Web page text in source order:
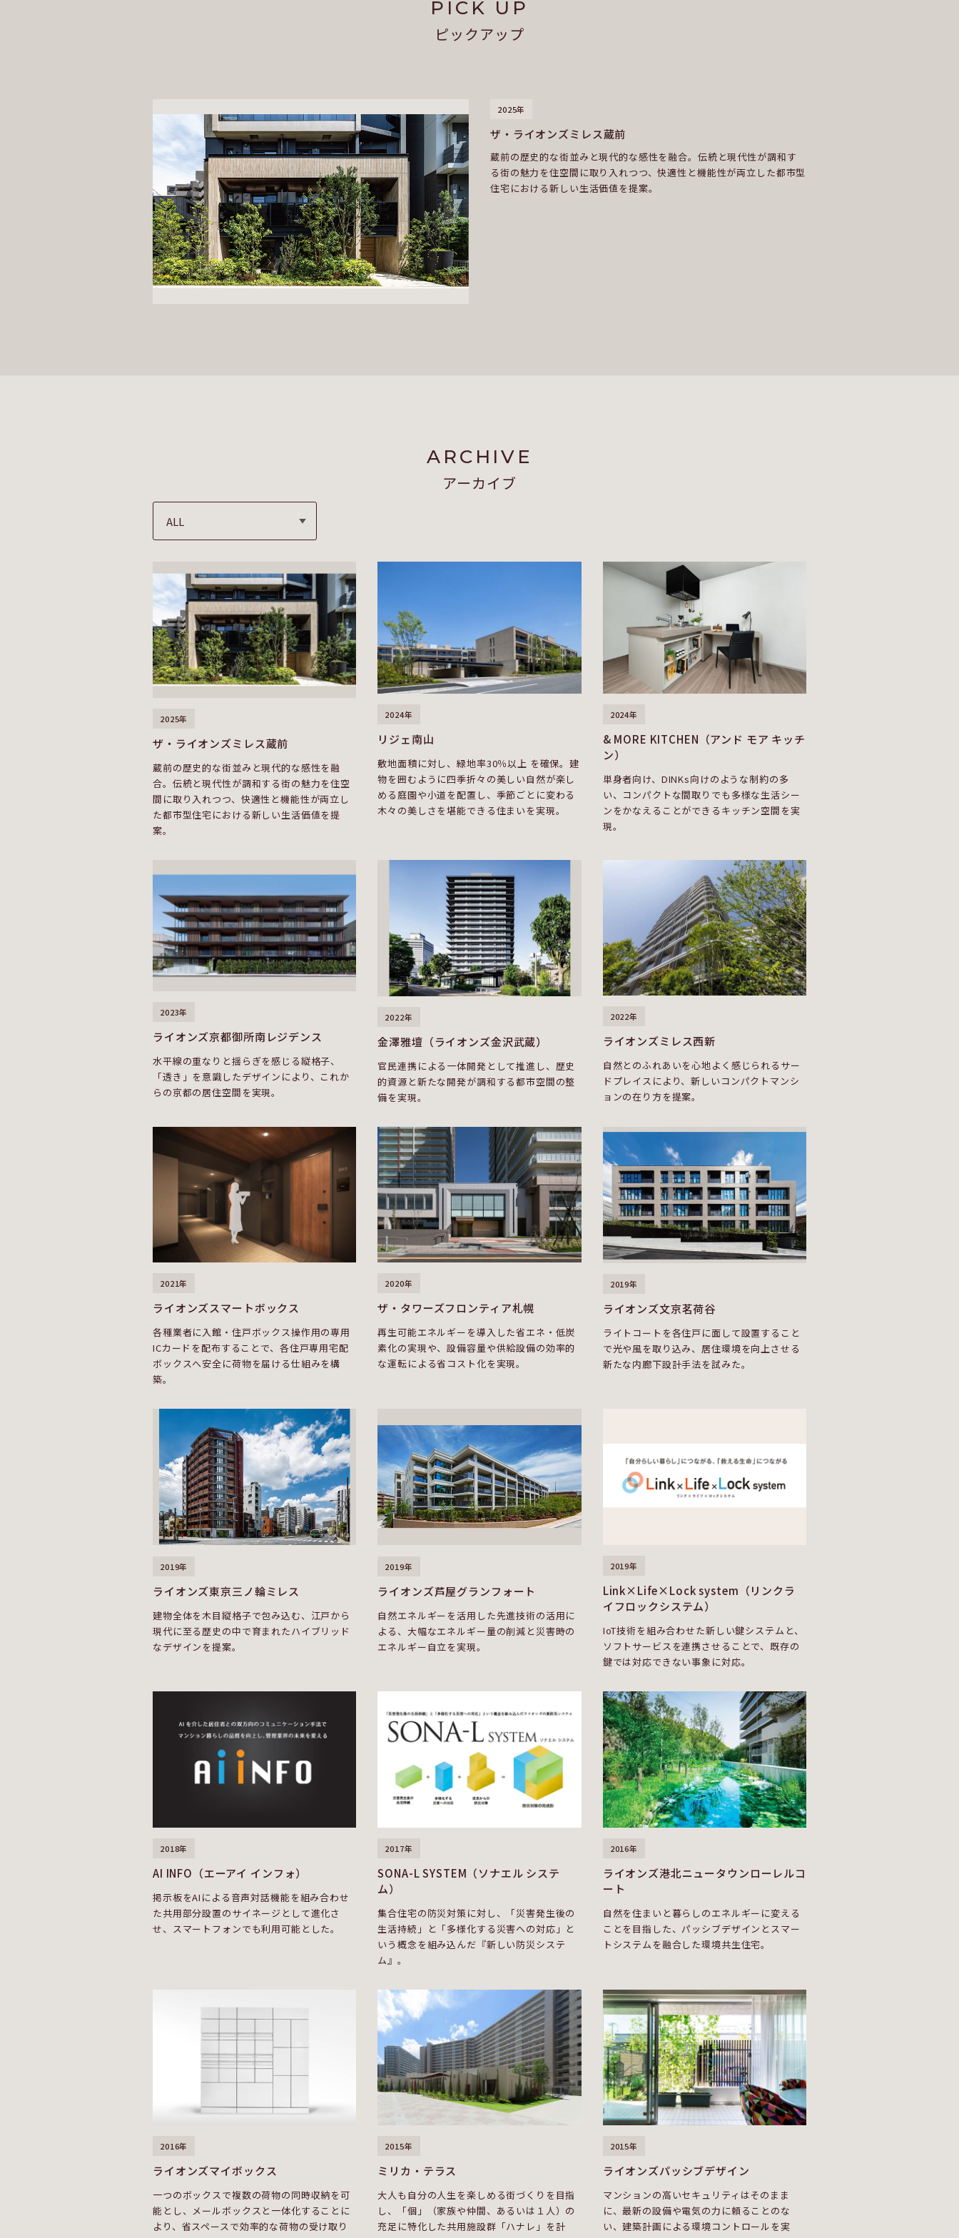
PICK UP
ピックアップ
2025年
ザ・ライオンズミレス蔵前
蔵前の歴史的な街並みと現代的な感性を融合。伝統と現代性が調和す
る街の魅力を住空間に取り入れつつ、快適性と機能性が両立した都市型
住宅における新しい生活価値を提案。
ARCHIVE
アーカイブ
2025年
ザ・ライオンズミレス蔵前
蔵前の歴史的な街並みと現代的な感性を融
合。伝統と現代性が調和する街の魅力を住空
間に取り入れつつ、快適性と機能性が両立し
た都市型住宅における新しい生活価値を提
案。
2024年
リジェ南山
敷地面積に対し、緑地率30％以上 を確保。建
物を囲むように四季折々の美しい自然が楽し
める庭園や小道を配置し、季節ごとに変わる
木々の美しさを堪能できる住まいを実現。
2024年
& MORE KITCHEN（アンド モア キッチ
ン）
単身者向け、DINKs向けのような制約の多
い、コンパクトな間取りでも多様な生活シー
ンをかなえることができるキッチン空間を実
現。
2023年
ライオンズ京都御所南レジデンス
水平線の重なりと揺らぎを感じる縦格子、
「透き」を意識したデザインにより、これか
らの京都の居住空間を実現。
2022年
金澤雅壇（ライオンズ金沢武蔵）
官民連携による一体開発として推進し、歴史
的資源と新たな開発が調和する都市空間の整
備を実現。
2022年
ライオンズミレス西新
自然とのふれあいを心地よく感じられるサー
ドプレイスにより、新しいコンパクトマンシ
ョンの在り方を提案。
2021年
ライオンズスマートボックス
各種業者に入館・住戸ボックス操作用の専用
ICカードを配布することで、各住戸専用宅配
ボックスへ安全に荷物を届ける仕組みを構
築。
2020年
ザ・タワーズフロンティア札幌
再生可能エネルギーを導入した省エネ・低炭
素化の実現や、設備容量や供給設備の効率的
な運転による省コスト化を実現。
2019年
ライオンズ文京茗荷谷
ライトコートを各住戸に面して設置すること
で光や風を取り込み、居住環境を向上させる
新たな内廊下設計手法を試みた。
2019年
ライオンズ東京三ノ輪ミレス
建物全体を木目縦格子で包み込む、江戸から
現代に至る歴史の中で育まれたハイブリッド
なデザインを提案。
2019年
ライオンズ芦屋グランフォート
自然エネルギーを活用した先進技術の活用に
よる、大幅なエネルギー量の削減と災害時の
エネルギー自立を実現。
2019年
Link×Life×Lock system（リンクラ
イフロックシステム）
IoT技術を組み合わせた新しい鍵システムと、
ソフトサービスを連携させることで、既存の
鍵では対応できない事象に対応。
2018年
AI INFO（エーアイ インフォ）
掲示板をAIによる音声対話機能を組み合わせ
た共用部分設置のサイネージとして進化さ
せ、スマートフォンでも利用可能とした。
2017年
SONA-L SYSTEM（ソナエル システ
ム）
集合住宅の防災対策に対し、「災害発生後の
生活持続」と「多様化する災害への対応」と
いう概念を組み込んだ『新しい防災システ
ム』。
2016年
ライオンズ港北ニュータウンローレルコ
ート
自然を住まいと暮らしのエネルギーに変える
ことを目指した、パッシブデザインとスマー
トシステムを融合した環境共生住宅。
2016年
ライオンズマイボックス
一つのボックスで複数の荷物の同時収納を可
能とし、メールボックスと一体化することに
より、省スペースで効率的な荷物の受け取り
2015年
ミリカ・テラス
大人も自分の人生を楽しめる街づくりを目指
し、「個」（家族や仲間、あるいは１人）の
充足に特化した共用施設群「ハナレ」を計
2015年
ライオンズパッシブデザイン
マンションの高いセキュリティはそのまま
に、最新の設備や電気の力に頼ることのな
い、建築計画による環境コントロールを実